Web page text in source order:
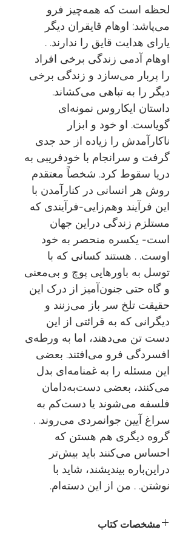
لحظه است که همه‌چیز فرو
می‌پاشد: اوهام قایقران دیگر
یارای هدایت قایق را ندارند. .
اوهام آدمی زندگی برخی افراد
را پربار می‌سازد و زندگی برخی
دیگر را به تباهی می‌کشاند.
داستان ایکاروس نمونه‌ای
گویاست. او خود و ابزار
ناکارآمدش را زیاده از حد جدی
گرفت و سرانجام با خودفریبی به
دریا سقوط کرد. شخصاً معتقدم
روش هر انسانی در کنارآمدن با
این فرآیند وهم‌زایی-فرآیندی که
مستلزم زندگی دراین جهان
است- یکسره منحصر به خود
اوست. . هستند کسانی که با
توسل به باورهایی پوچ و بی‌معنی
و گاه حتی جنون‌آمیز از درک این
حقیقت تلخ سر باز می‌زنند و
دیگرانی که به قرائتی از این
دست تن می‌دهند، اما به ورطه‌ی
افسردگی فرو می‌افتند. بعضی
این مسئله را به غمنامه‌ای بدل
می‌کنند، بعضی دست‌به‌دامان
فلسفه می‌شوند یا دست‌کم به
سراغ آیین جوانمردی می‌روند. .
گروه دیگری هم هستن که
احساس می‌کنند باید بیش‌تر
دراین‌باره بیندیشند، شاید با
نوشتن. . من از این دسته‌ام.
مشخصات کتاب